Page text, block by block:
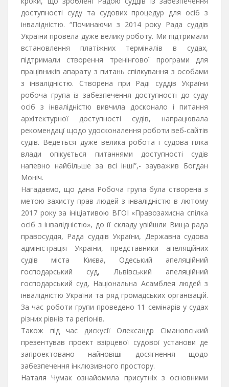
доступності суду та судових процедур для осіб з
інвалідністю. “Починаючи з 2014 року Рада суддів
України провела дуже велику роботу. Ми підтримали
встановлення платіжних терміналів в судах,
підтримали створення тренінгової програми для
працівників апарату з питань спілкування з особами
з інвалідністю. Створена при Раді суддів України
робоча група із забезпечення доступності до суду
осіб з інвалідністю вивчила досконало і питання
архітектурної доступності судів, напрацювала
рекомендацї щодо удосконалення роботи веб-сайтів
судів. Ведеться дуже велика робота і судова гілка
влади опікується питаннями доступності судів
напевно найбільше за всі інші”,- зауважив Богдан
Моніч.
Нагадаємо, що дана Робоча група була створена з
метою захисту прав людей з інвалідністю в лютому
2017 року за ініціативою ВГОІ «Правозахисна спілка
осіб з інвалідністю», до її складу увійшли Вища рада
правосуддя, Рада суддів України, Державна судова
адміністрація України, представники апеляційних
судів міста Києва, Одеський апеляційний
господарський суд, Львівський апеляційний
господарський суд, Національна Асамблея людей з
інвалідністю України та ряд громадських організацій.
За час роботи групи проведено 11 семінарів у судах
різних рівнів та регіонів.
Також під час дискусії Олександр Сімановський
презентував проект взірцевої судової установи де
запроектовано найновіші досягнення щодо
забезпечення інклюзивного простору.
Наталя Чумак ознайомила присутніх з основними